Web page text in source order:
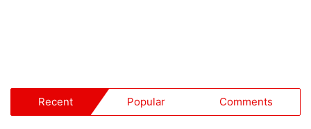
Recent Popular Comments